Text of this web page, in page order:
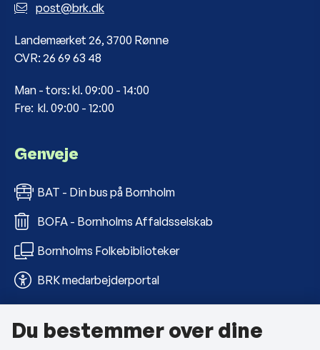
post@brk.dk
Landemærket 26, 3700 Rønne
CVR: 26 69 63 48
Man - tors: kl. 09:00 - 14:00
Fre: kl. 09:00 - 12:00
Genveje
BAT - Din bus på Bornholm
BOFA - Bornholms Affaldsselskab
Bornholms Folkebiblioteker
BRK medarbejderportal
Om kommunen
Du bestemmer over dine